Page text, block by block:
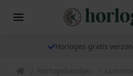
Horloges gratis
Horlogebandjes Luminox